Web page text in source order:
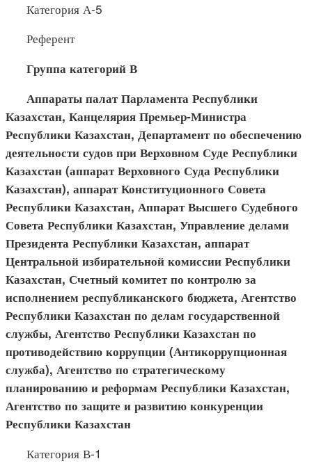
Категория А-5
Референт
Группа категорий В
Аппараты палат Парламента Республики
Казахстан, Канцелярия Премьер-Министра
Республики Казахстан, Департамент по обеспечению
деятельности судов при Верховном Суде Республики
Казахстан (аппарат Верховного Суда Республики
Казахстан), аппарат Конституционного Совета
Республики Казахстан, Аппарат Высшего Судебного
Совета Республики Казахстан, Управление делами
Президента Республики Казахстан, аппарат
Центральной избирательной комиссии Республики
Казахстан, Счетный комитет по контролю за
исполнением республиканского бюджета, Агентство
Республики Казахстан по делам государственной
службы, Агентство Республики Казахстан по
противодействию коррупции (Антикоррупционная
служба), Агентство по стратегическому
планированию и реформам Республики Казахстан,
Агентство по защите и развитию конкуренции
Республики Казахстан
Категория В-1